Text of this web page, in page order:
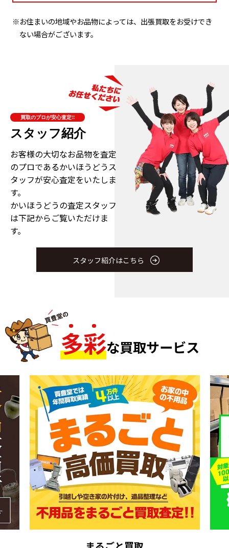
※お住まいの地域やお品物によっては、出張買取をお受けでき
ない場合がございます。
買取のプロが安心査定!!
スタッフ紹介
お客様の大切なお品物を査定
のプロであるかいほうどうス
タッフが安心査定をいたしま
す。
かいほうどうの査定スタッフ
は下記からご覧いただけま
す。
スタッフ紹介はこちら
多彩な買取サービス